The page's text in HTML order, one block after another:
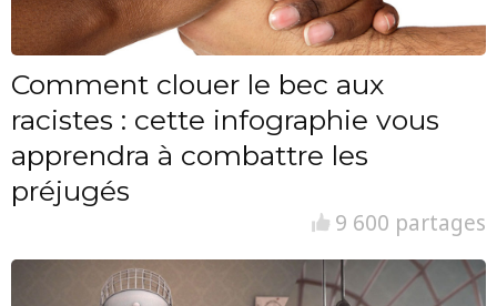
Comment clouer le bec aux
racistes : cette infographie vous
apprendra à combattre les
préjugés
9 600 partages